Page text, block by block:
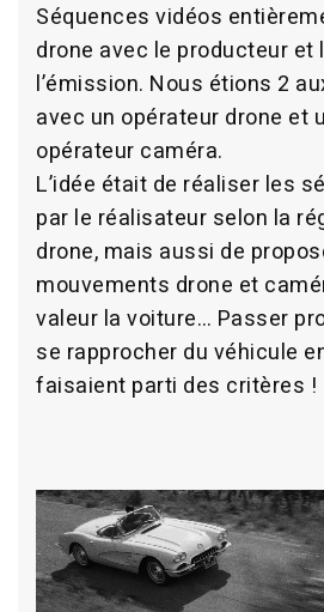
Séquences vidéos
drone avec le producteur et
l’émission. Nous étions 2
avec un opérateur drone et
opérateur caméra.
L’idée était de réaliser les
par le réalisateur selon la
drone, mais aussi de
mouvements drone et
valeur la voiture… Passer
se rapprocher du véhicule
faisaient parti des critères !